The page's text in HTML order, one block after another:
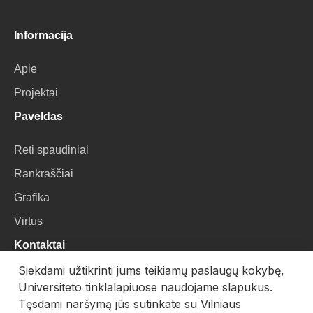
Informacija
Apie
Projektai
Paveldas
Reti spaudiniai
Rankraščiai
Grafika
Virtus
Kontaktai
VU Biblioteka
Universiteto g. 3, LT-01122, Vilnius
Siekdami užtikrinti jums teikiamų paslaugų kokybę,
Universiteto tinklalapiuose naudojame slapukus.
Tęsdami naršymą jūs sutinkate su Vilniaus